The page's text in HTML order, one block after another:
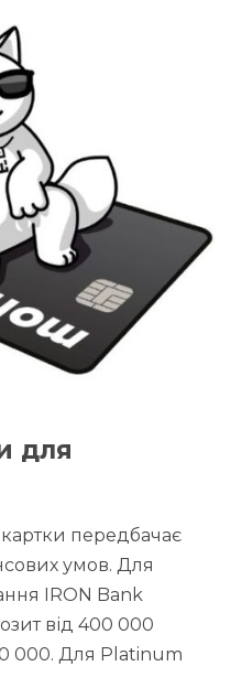
для
передбачає
умов. Для
IRON Bank
від 400 000
000. Для Platinum